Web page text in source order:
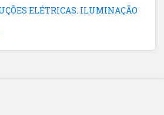
ELÉTRICAS. ILUMINAÇÃO